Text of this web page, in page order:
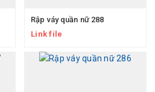
Rập váy quần nữ 288
Link file